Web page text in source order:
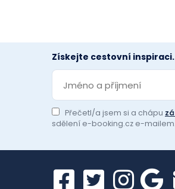
Získejte cestovní inspiraci.
Přečetl/a jsem si a chápu
sdělení e-booking.cz e-mailem.